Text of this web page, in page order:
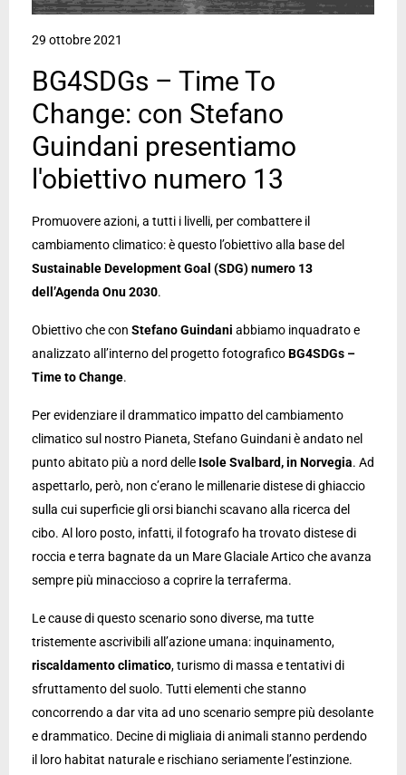
29 ottobre 2021
BG4SDGs – Time To
Change: con Stefano
Guindani presentiamo
l'obiettivo numero 13
Promuovere azioni, a tutti i livelli, per combattere il
cambiamento climatico: è questo l’obiettivo alla base del
Sustainable Development Goal (SDG) numero 13
dell’Agenda Onu 2030.
Obiettivo che con Stefano Guindani abbiamo inquadrato e
analizzato all’interno del progetto fotograficoBG4SDGs –
Time to Change.
Per evidenziare il drammatico impatto del cambiamento
climatico sul nostro Pianeta, Stefano Guindani è andato nel
punto abitato più a nord delle Isole Svalbard, in Norvegia. Ad
aspettarlo, però, non c’erano le millenarie distese di ghiaccio
sulla cui superficie gli orsi bianchi scavano alla ricerca del
cibo. Al loro posto, infatti, il fotografo ha trovato distese di
roccia e terra bagnate da un Mare Glaciale Artico che avanza
sempre più minaccioso a coprire la terraferma.
Le cause di questo scenario sono diverse, ma tutte
tristemente ascrivibili all’azione umana: inquinamento,
riscaldamento climatico, turismo di massa e tentativi di
sfruttamento del suolo. Tutti elementi che stanno
concorrendo a dar vita ad uno scenario sempre più desolante
e drammatico. Decine di migliaia di animali stanno perdendo
il loro habitat naturale e rischiano seriamente l’estinzione.